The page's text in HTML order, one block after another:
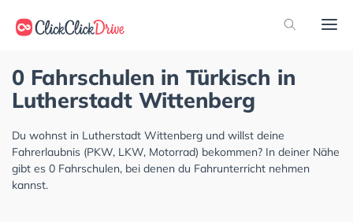
0 Fahrschulen in Türkisch in
Lutherstadt Wittenberg
Du wohnst in Lutherstadt Wittenberg und willst deine
Fahrerlaubnis (PKW, LKW, Motorrad) bekommen? In deiner Nähe
gibt es 0 Fahrschulen, bei denen du Fahrunterricht nehmen
kannst.